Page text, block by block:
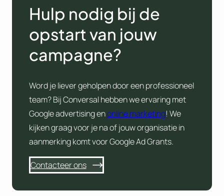
Hulp nodig bij de
opstart van jouw
campagne?
Word je liever geholpen door een professioneel
team? Bij Conversal hebben we ervaring met
Google advertising enonline marketing! We
kijken graag voor je na of jouw organisatie in
aanmerking komt voor Google Ad Grants.
Contacteer ons